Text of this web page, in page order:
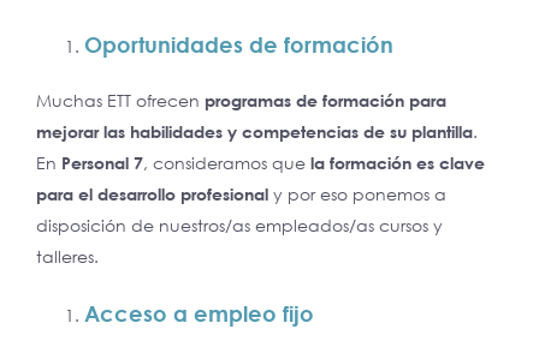
Oportunidades de formación
Muchas ETT ofrecen programas de formación para
mejorar las habilidades y competencias de su plantilla.
En Personal 7, consideramos que la formación es clave
para el desarrollo profesional y por eso ponemos a
disposición de nuestros/as empleados/as cursos y
talleres.
Acceso a empleo fijo